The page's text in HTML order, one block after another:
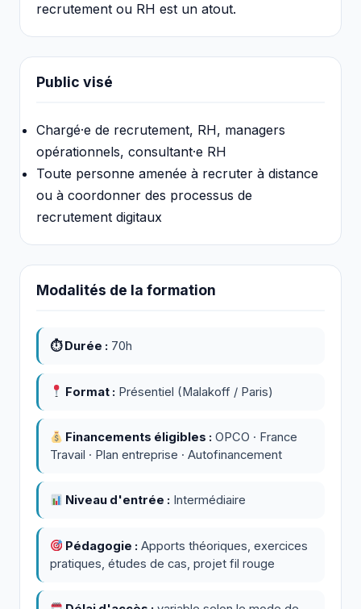
recrutement ou RH est un atout.
Public visé
Chargé·e de recrutement, RH, managers
opérationnels, consultant·e RH
Toute personne amenée à recruter à distance
ou à coordonner des processus de
recrutement digitaux
Modalités de la formation
⏱ Durée : 70h
Format : Présentiel (Malakoff / Paris)
Financements éligibles : OPCO · France
Travail · Plan entreprise · Autofinancement
Niveau d'entrée : Intermédiaire
Pédagogie : Apports théoriques, exercices
pratiques, études de cas, projet fil rouge